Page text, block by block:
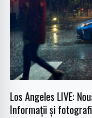
Los Angeles LIVE:
Informații și
Facelift
Informații
și
fotografii
oficiale